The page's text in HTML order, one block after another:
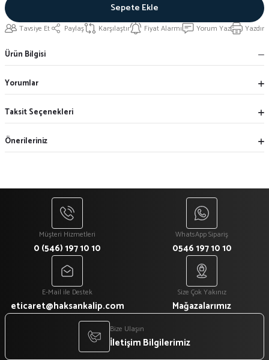
Sepete Ekle
Tavsiye Et Paylaş Karşılaştır Fiyat Alarmı Yorum Yaz Yazdır
Ürün Bilgisi
Yorumlar
Taksit Seçenekleri
Önerileriniz
Müşteri Hizmetleri
0 (546) 197 10 10
WhatsApp Sipariş
0546 197 10 10
E-Mail ile Destek
eticaret@haksankalip.com
Size Çok Yakınız
Mağazalarımız
Bize Ulaşın
İletişim Bilgilerimiz